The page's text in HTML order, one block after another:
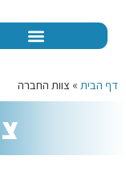
דף הבית » צוות החברה